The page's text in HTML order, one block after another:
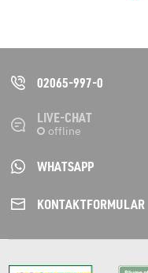
02065-997-0
LIVE-CHAT
WHATSAPP
KONTAKT­FORMULAR